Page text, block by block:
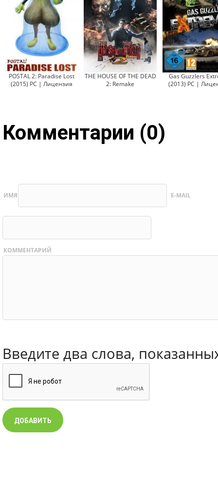
POSTAL 2: Paradise Lost
(2015) PC | Лицензия
THE HOUSE OF THE DEAD
2: Remake
Gas Guzzlers
(2013) PC |
Комментарии (0)
ИМЯ E-MAIL
КОММЕНТАРИЙ
Введите два слова,